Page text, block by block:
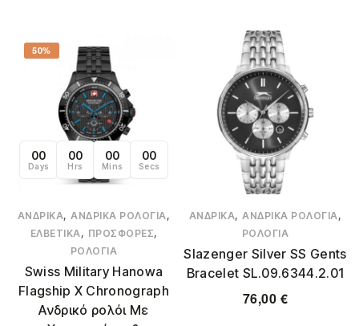
50%
00
Days
00
Hrs
00
Mins
00
Secs
ΑΝΔΡΙΚΆ,ΑΝΔΡΙΚΆ ΡΟΛΌΓΙΑ,
ΕΛΒΕΤΙΚΆ, ΠΡΟΣΦΟΡΈΣ,
ΡΟΛΌΓΙΑ
Swiss Military Hanowa
Flagship X Chronograph
Ανδρικό ρολόι Με
ΑΝΔΡΙΚΆ,ΑΝΔΡΙΚΆ ΡΟΛΌΓΙΑ,
ΡΟΛΌΓΙΑ
Slazenger Silver SS Gents
Bracelet SL.09.6344.2.01
76,00 €